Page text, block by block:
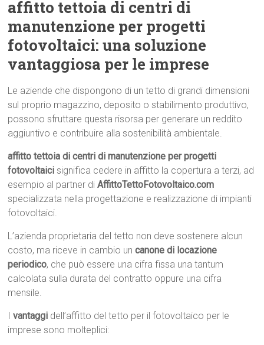
affitto tettoia di centri di
manutenzione per progetti
fotovoltaici: una soluzione
vantaggiosa per le imprese
Le aziende che dispongono di un tetto di grandi dimensioni
sul proprio magazzino, deposito o stabilimento produttivo,
possono sfruttare questa risorsa per generare un reddito
aggiuntivo e contribuire alla sostenibilità ambientale.
affitto tettoia di centri di manutenzione per progetti
fotovoltaici significa cedere in affitto la copertura a terzi, ad
esempio al partner diAffittoTettoFotovoltaico.com
specializzata nella progettazione e realizzazione di impianti
fotovoltaici.
L’azienda proprietaria del tetto non deve sostenere alcun
costo, ma riceve in cambio uncanone di locazione
periodico, che può essere una cifra fissa una tantum
calcolata sulla durata del contratto oppure una cifra
mensile.
Ivantaggi dell’affitto del tetto per il fotovoltaico per le
imprese sono molteplici: